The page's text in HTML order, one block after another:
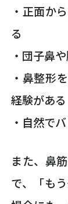
・正面か
る
・団子鼻
・鼻整形
経験がある
・自然で
また、鼻
で、「も